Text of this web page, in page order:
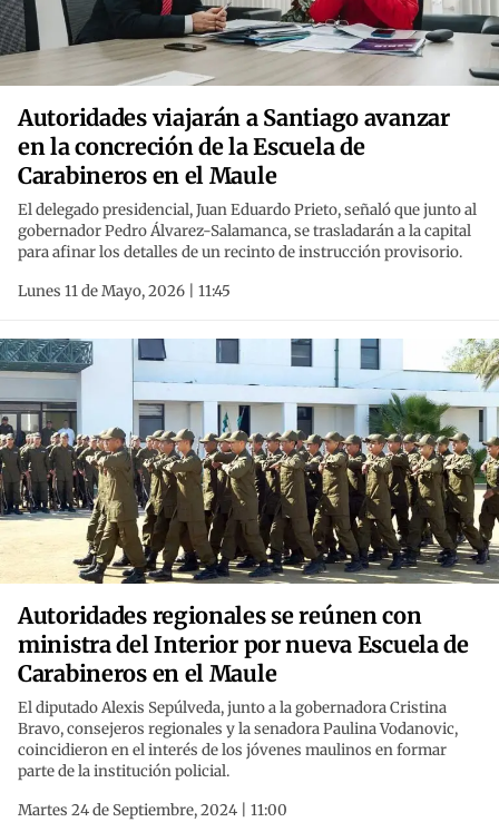
Autoridades viajarán a Santiago avanzar
en la concreción de la Escuela de
Carabineros en el Maule
El delegado presidencial, Juan Eduardo Prieto, señaló que junto al
gobernador Pedro Álvarez-Salamanca, se trasladarán a la capital
para afinar los detalles de un recinto de instrucción provisorio.
Lunes 11 de Mayo, 2026 | 11:45
Autoridades regionales se reúnen con
ministra del Interior por nueva Escuela de
Carabineros en el Maule
El diputado Alexis Sepúlveda, junto a la gobernadora Cristina
Bravo, consejeros regionales y la senadora Paulina Vodanovic,
coincidieron en el interés de los jóvenes maulinos en formar
parte de la institución policial.
Martes 24 de Septiembre, 2024 | 11:00